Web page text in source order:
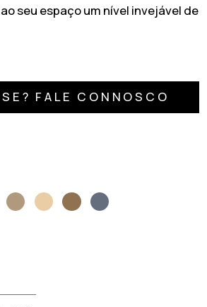
seu espaço um nível invejável de
FALE CONNOSCO